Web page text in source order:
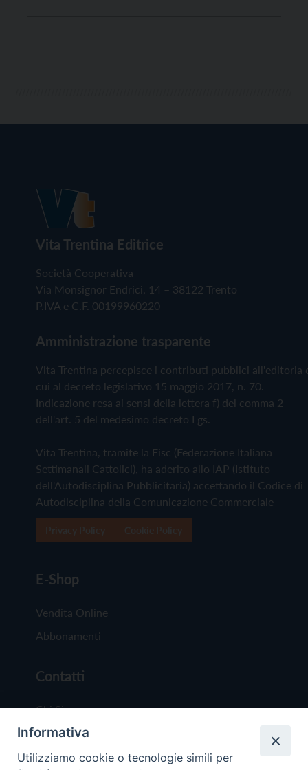
Vita Trentina Editrice
Società Cooperativa
Via Monsignor Endrici, 14 – 38122 Trento
P.IVA e C.F. 00199960220
Amministrazione trasparente
Vita Trentina percepisce i contributi pubblici all'editoria
cui al decreto legislativo 15 maggio 2017, n. 70.
Indicazione resa ai sensi della lettera f) del comma 2
dell'art. 5 del medesimo decreto Lgs.
Vita Trentina, tramite la Fisc (Federazione Italiana
Settimanali Cattolici), ha aderito allo IAP (Istituto
dell'Autodisciplina Pubblicitaria) accettando il Codice di
Autodisciplina della Comunicazione Commerciale
E-Shop
Vendita Online
Abbonamenti
Contatti
Chi Siamo
Redazione
Scrivici
Informativa
Utilizziamo cookie o tecnologie simili per